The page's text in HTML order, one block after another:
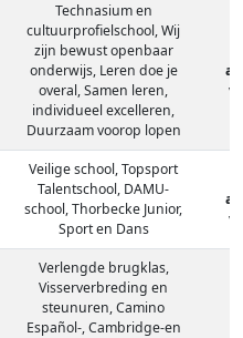
Technasium en
cultuurprofielschool, Wij
zijn bewust openbaar
onderwijs, Leren doe je
overal, Samen leren,
individueel excelleren,
Duurzaam voorop lopen
Veilige school, Topsport
Talentschool, DAMU-
school, Thorbecke Junior,
Sport en Dans
Verlengde brugklas,
Visserverbreding en
steunuren, Camino
Español-, Cambridge-en